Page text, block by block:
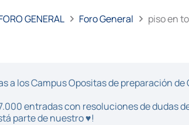
GENERAL Foro General piso en
a los Campus Opositas de preparación
entradas con resoluciones de dudas
parte de nuestro ♥!